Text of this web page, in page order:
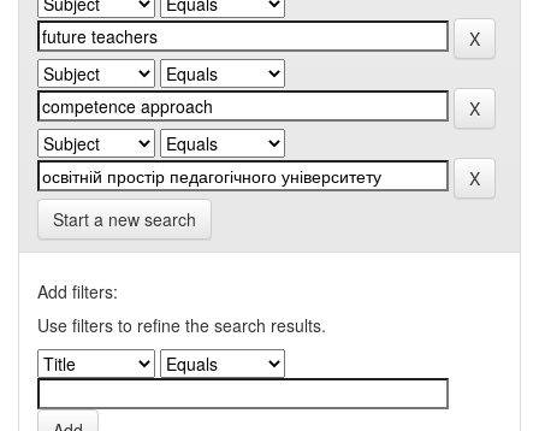
Start a new search
Add filters:
Use filters to refine the search results.